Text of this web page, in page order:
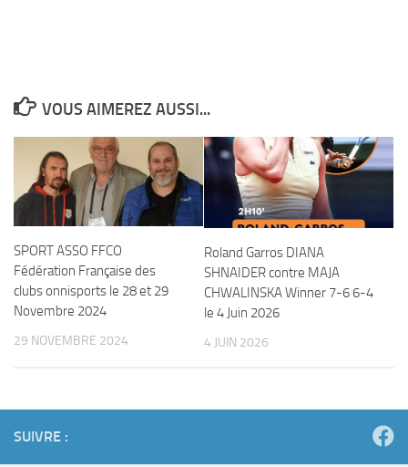
VOUS AIMEREZ AUSSI...
SPORT ASSO FFCO
Fédération Française des
clubs onnisports le 28 et 29
Novembre 2024
29 NOVEMBRE 2024
Roland Garros DIANA
SHNAIDER contre MAJA
CHWALINSKA Winner 7-6 6-4
le 4 Juin 2026
4 JUIN 2026
SUIVRE :